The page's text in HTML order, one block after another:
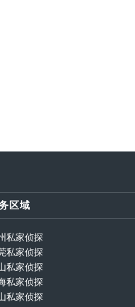
区域
私家侦探
私家侦探
私家侦探
私家侦探
私家侦探